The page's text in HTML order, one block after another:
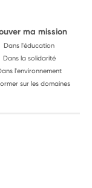
ma mission
Dans l'éducation
Dans la solidarité
l'environnement
sur les domaines